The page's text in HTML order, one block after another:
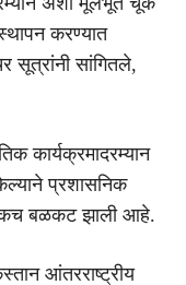
करण्यात
सूत्रांनी सांगितले,
कार्यक्रमादरम्यान
प्रशासनिक
बळकट झाली आहे.
आंतरराष्ट्रीय